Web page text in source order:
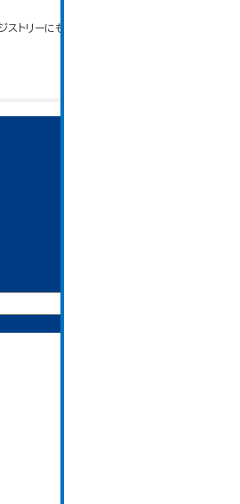
トリーにもアクセス可能です